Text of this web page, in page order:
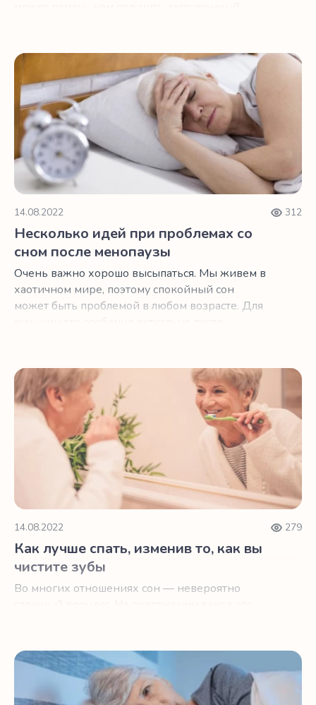
Несколько идей при проблемах со сном после
14.08.2022 312
Несколько идей при проблемах со
сном после менопаузы
Очень важно хорошо высыпаться. Мы живем в
хаотичном мире, поэтому спокойный сон
может быть проблемой в любом возрасте. Для
Как лучше спать, изменив то, как вы чистите зубы
14.08.2022 279
Как лучше спать, изменив то, как вы
чистите зубы
Во многих отношениях сон — невероятно
Ваш возраст вызывает проблемы со сном?